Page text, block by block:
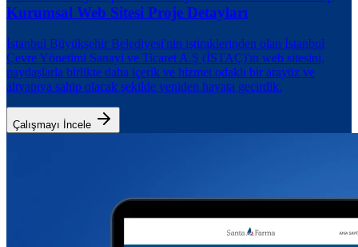
Kurumsal Web Sitesi Proje Detayları
İstanbul Büyükşehir Belediyesi'nin iştiraklerinden olan İstanbul
Çevre Yönetimi Sanayi ve Ticaret A.Ş (İSTAÇ)'ın web sitesini,
paydaşlarla birlikte daha içerik ve hizmet odaklı bir arayüz ve
altyapıya sahip olacak şekilde yeniden hayata geçirdik.
Çalışmayı İncele